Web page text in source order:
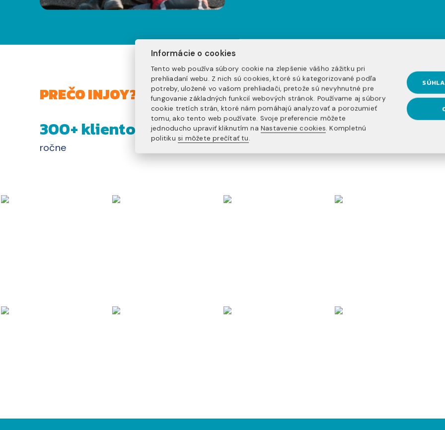
PREČO INJOY?
300+ klientov
ročne
15+ rokov
na trhu
20+
Informácie o cookies
Tento web používa súbory cookie na zlepšenie vášho zážitku pri
prehliadaní webu. Z nich sú cookies, ktoré sú kategorizované podľa
potreby, uložené vo vašom prehliadači, pretože sú nevyhnutné pre
fungovanie základných funkcií webových stránok. Používame aj súbory
cookie tretích strán, ktoré nám pomáhajú analyzovať a porozumieť
tomu, ako tento web používate. Svoje preferencie môžete
jednoducho upraviť kliknutím naNastavenie cookies. Kompletnú
politiku si môžete prečítať tu.